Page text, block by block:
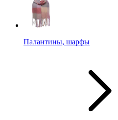
Палантины, шарфы